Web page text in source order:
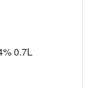
0.7L